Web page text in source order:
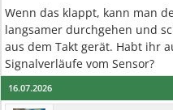
Wenn das klappt, kann man
langsamer durchgehen und
aus dem Takt gerät. Habt ihr
Signalverläufe vom Sensor?
16.07.2026